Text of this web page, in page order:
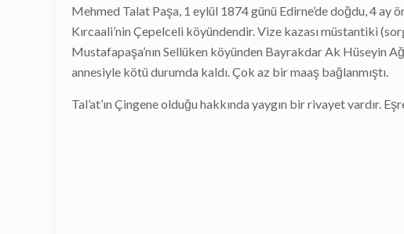
Mehmed Talat Paşa, 1 eylül 1874 günü Edirne’de doğdu, 4 ay
Kırcaali’nin Çepelceli köyündendir. Vize kazası müstantiki
Mustafapaşa’nın Sellüken köyünden Bayrakdar Ak Hüseyin
annesiyle kötü durumda kaldı. Çok az bir maaş bağlanmıştı.
Tal’at’ın Çingene olduğu hakkında yaygın bir rivayet vardır.